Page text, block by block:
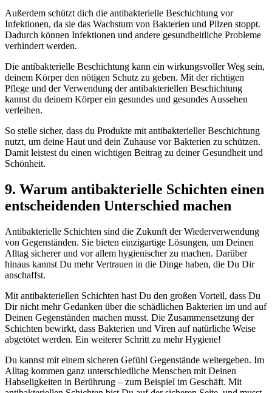
Außerdem schützt dich die antibakterielle Beschichtung vor
Infektionen, da sie das Wachstum von Bakterien und Pilzen stoppt.
Dadurch können Infektionen und andere gesundheitliche Probleme
verhindert werden.
Die antibakterielle Beschichtung kann ein wirkungsvoller Weg sein,
deinem Körper den nötigen Schutz zu geben. Mit der richtigen
Pflege und der Verwendung der antibakteriellen Beschichtung
kannst du deinem Körper ein gesundes und gesundes Aussehen
verleihen.
So stelle sicher, dass du Produkte mit antibakterieller Beschichtung
nutzt, um deine Haut und dein Zuhause vor Bakterien zu schützen.
Damit leistest du einen wichtigen Beitrag zu deiner Gesundheit und
Schönheit.
9. Warum antibakterielle Schichten einen
entscheidenden Unterschied machen
Antibakterielle Schichten sind die Zukunft der Wiederverwendung
von Gegenständen. Sie bieten einzigartige Lösungen, um Deinen
Alltag sicherer und vor allem hygienischer zu machen. Darüber
hinaus kannst Du mehr Vertrauen in die Dinge haben, die Du Dir
anschaffst.
Mit antibakteriellen Schichten hast Du den großen Vorteil, dass Du
Dir nicht mehr Gedanken über die schädlichen Bakterien im und auf
Deinen Gegenständen machen musst. Die Zusammensetzung der
Schichten bewirkt, dass Bakterien und Viren auf natürliche Weise
abgetötet werden. Ein weiterer Schritt zu mehr Hygiene!
Du kannst mit einem sicheren Gefühl Gegenstände weitergeben. Im
Alltag kommen ganz unterschiedliche Menschen mit Deinen
Habseligkeiten in Berührung – zum Beispiel im Geschäft. Mit